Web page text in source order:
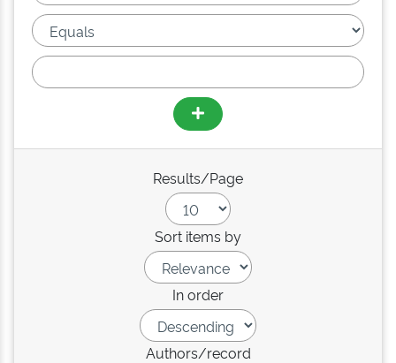
Results/Page
Sort items by
In order
Authors/record